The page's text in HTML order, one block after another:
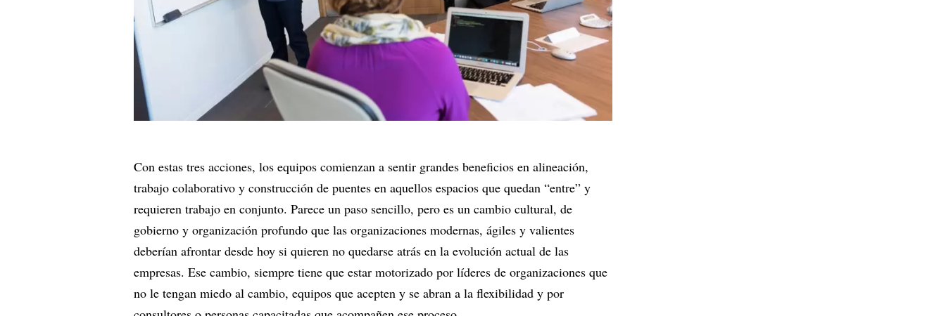
Con estas tres acciones, los equipos comienzan a sentir grandes beneficios en alineación,
trabajo colaborativo y construcción de puentes en aquellos espacios que quedan “entre” y
requieren trabajo en conjunto. Parece un paso sencillo, pero es un cambio cultural, de
gobierno y organización profundo que las organizaciones modernas, ágiles y valientes
deberían afrontar desde hoy si quieren no quedarse atrás en la evolución actual de las
empresas. Ese cambio, siempre tiene que estar motorizado por líderes de organizaciones que
no le tengan miedo al cambio, equipos que acepten y se abran a la flexibilidad y por